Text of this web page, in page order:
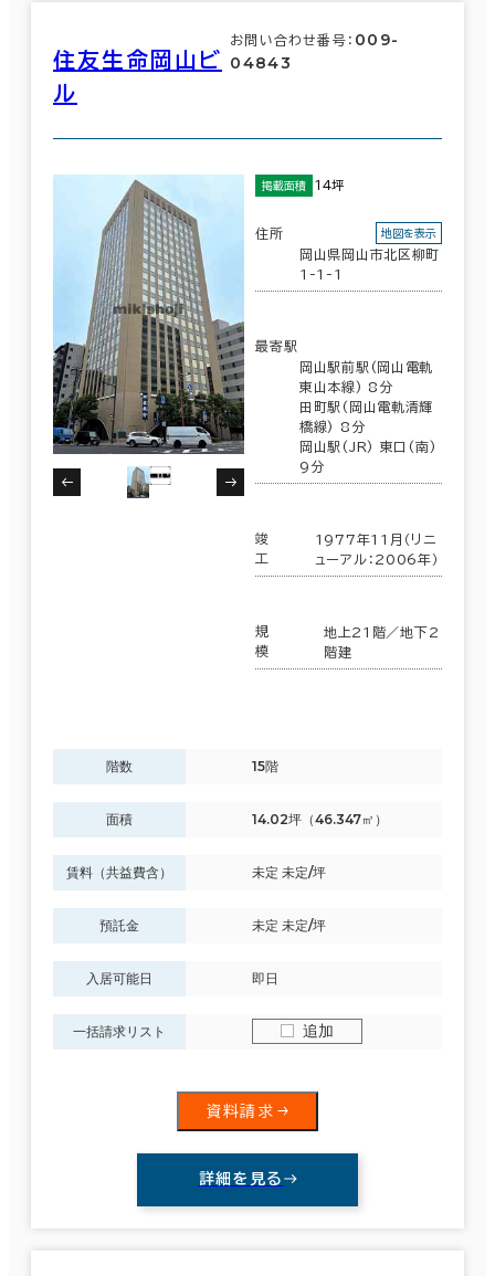
住友生命岡山ビ
ル
お問い合わせ番号： 009-
04843
掲載面積 14坪
住所
岡山県岡山市北区柳町
1-1-1
地図を表示
最寄駅
岡山駅前駅(岡山電軌
東山本線) 8分
田町駅(岡山電軌清輝
橋線) 8分
岡山駅(JR) 東口(南)
9分
竣
工
1977年11月（リニ
ューアル：2006年）
規
模
地上21階／地下2
階建
階数 15階
面積 14.02坪（46.347㎡）
賃料（共益費含） 未定 未定/坪
預託金 未定 未定/坪
入居可能日 即日
一括請求リスト 追加
資料請求
詳細を見る